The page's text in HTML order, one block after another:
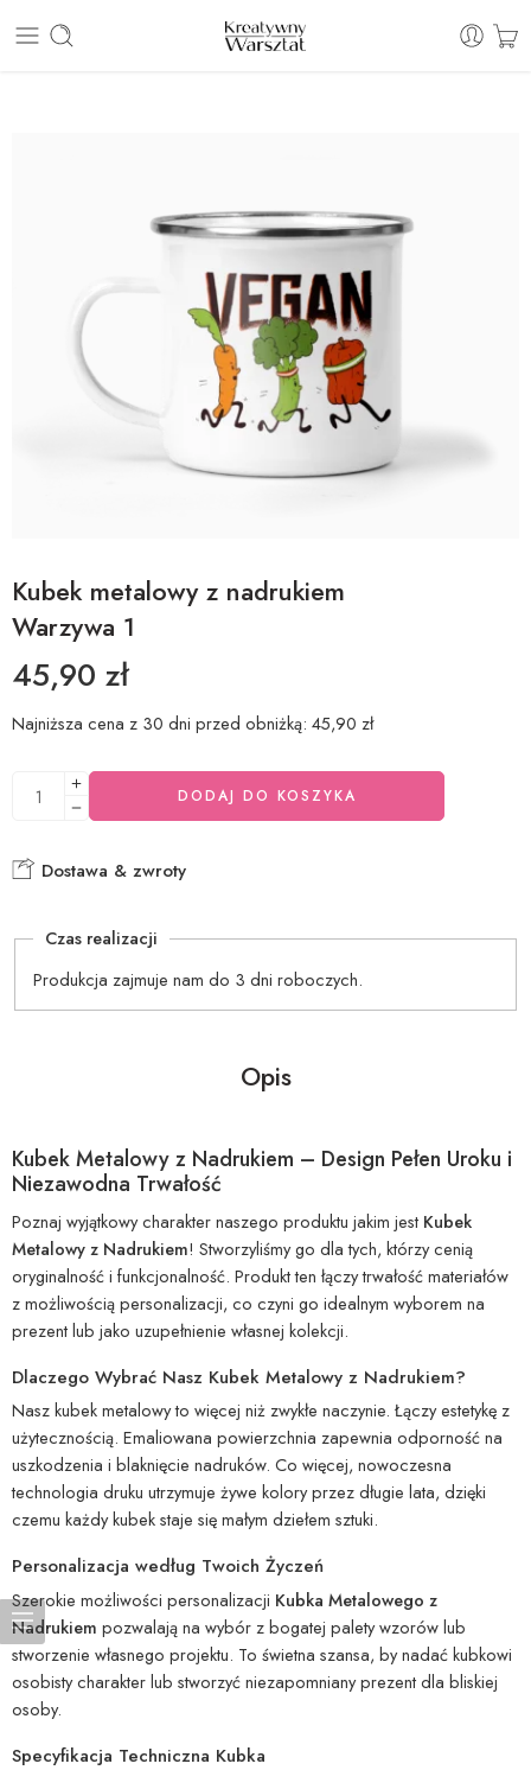
E: sklep@kreatywnywarsztat.pl | T: +48 530 933 786
Kubek metalowy z nadrukiem
Warzywa 1
45,90 zł
Najniższa cena z 30 dni przed obniżką: 45,90 zł
DODAJ DO KOSZYKA
Dostawa & zwroty
Czas realizacji
Produkcja zajmuje nam do 3 dni roboczych.
Opis
Kubek Metalowy z Nadrukiem – Design Pełen Uroku i
Niezawodna Trwałość
Poznaj wyjątkowy charakter naszego produktu jakim jest Kubek
Metalowy z Nadrukiem! Stworzyliśmy go dla tych, którzy cenią
oryginalność i funkcjonalność. Produkt ten łączy trwałość materiałów
z możliwością personalizacji, co czyni go idealnym wyborem na
prezent lub jako uzupełnienie własnej kolekcji.
Dlaczego Wybrać Nasz Kubek Metalowy z Nadrukiem?
Nasz kubek metalowy to więcej niż zwykłe naczynie. Łączy estetykę z
użytecznością. Emaliowana powierzchnia zapewnia odporność na
uszkodzenia i blaknięcie nadruków. Co więcej, nowoczesna
technologia druku utrzymuje żywe kolory przez długie lata, dzięki
czemu każdy kubek staje się małym dziełem sztuki.
Personalizacja według Twoich Życzeń
Szerokie możliwości personalizacji Kubka Metalowego z
Nadrukiem pozwalają na wybór z bogatej palety wzorów lub
stworzenie własnego projektu. To świetna szansa, by nadać kubkowi
osobisty charakter lub stworzyć niezapomniany prezent dla bliskiej
osoby.
Specyfikacja Techniczna Kubka